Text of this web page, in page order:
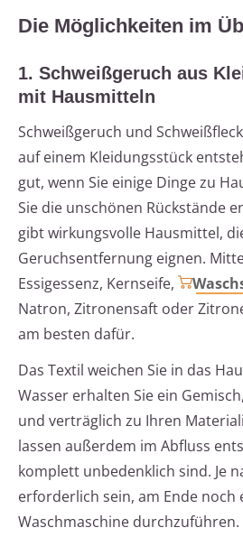
Die Möglichkeiten im
1. Schweißgeruch aus
mit Hausmitteln
Schweißgeruch und
auf einem Kleidungsstück
gut, wenn Sie einige Dinge zu
Sie die unschönen Rückstände
gibt wirkungsvolle Hausmittel,
Geruchsentfernung eignen.
Essigessenz, Kernseife,
Natron, Zitronensaft oder
am besten dafür.
Das Textil weichen Sie in das
Wasser erhalten Sie ein
und verträglich zu Ihren
lassen außerdem im Abfluss
komplett unbedenklich sind. Je
erforderlich sein, am Ende noch
Waschmaschine durchzuführen.